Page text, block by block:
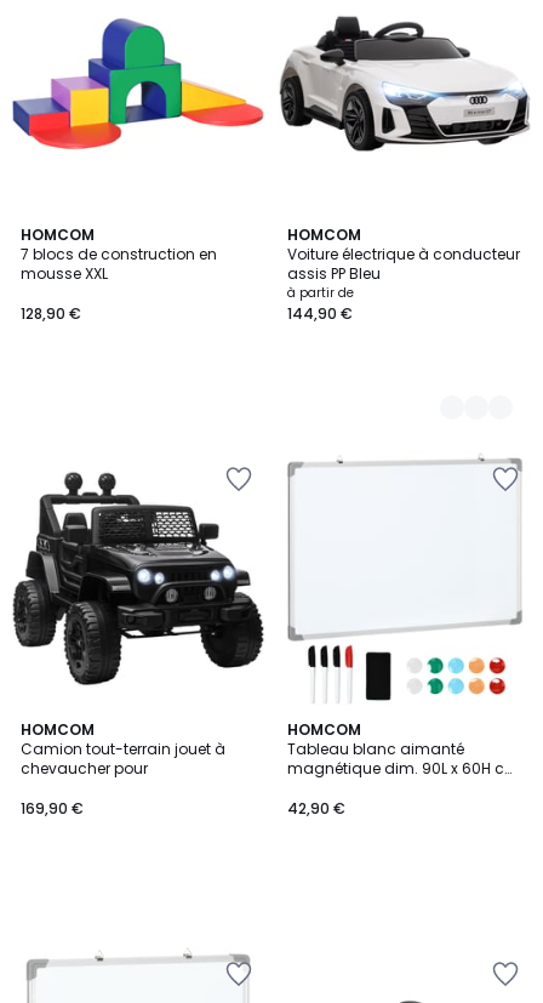
HOMCOM
7 blocs de construction en
mousse XXL
128,90 €
HOMCOM
Voiture électrique à conducteur
assis PP Bleu
à partir de
144,90 €
6
Couleurs
HOMCOM
Camion tout-terrain jouet à
chevaucher pour
169,90 €
HOMCOM
Tableau blanc aimanté
magnétique dim. 90L x 60H cm
42,90 €